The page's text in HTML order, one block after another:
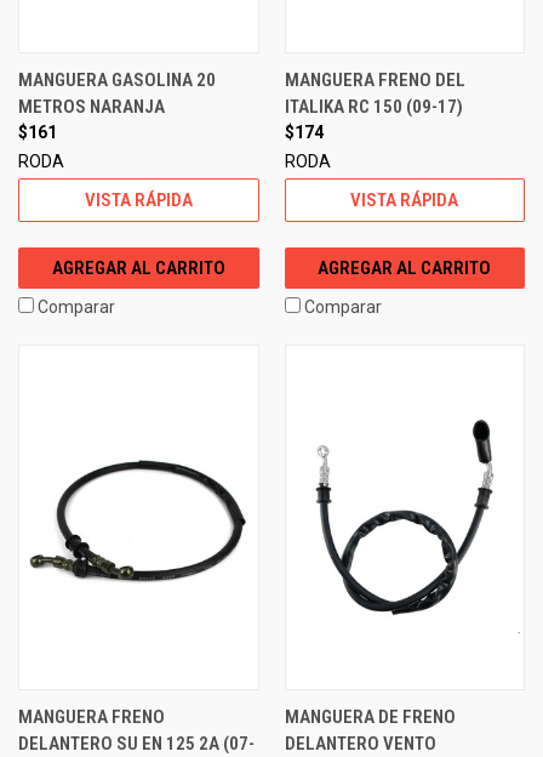
MANGUERA GASOLINA 20
METROS NARANJA
$161
RODA
VISTA RÁPIDA
AGREGAR AL CARRITO
Comparar
MANGUERA FRENO DEL
ITALIKA RC 150 (09-17)
$174
RODA
VISTA RÁPIDA
AGREGAR AL CARRITO
Comparar
MANGUERA FRENO
DELANTERO SU EN 125 2A (07-
MANGUERA DE FRENO
DELANTERO VENTO